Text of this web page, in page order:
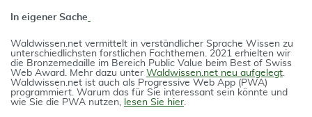
In eigener Sache
Waldwissen.net vermittelt in verständlicher Spra­che Wissen zu
unterschiedlichsten forstlichen Fach­themen. 2021 erhielten wir
die Bron­ze­medail­le im Bereich Public Value beim Best of Swiss
Web Award. Mehr dazu unter Waldwissen.net neu aufgelegt.
Waldwissen.net ist auch als Progres­si­ve Web App (PWA)
programmiert. Warum das für Sie interessant sein könnte und
wie Sie die PWA nutzen, lesen Sie hier.